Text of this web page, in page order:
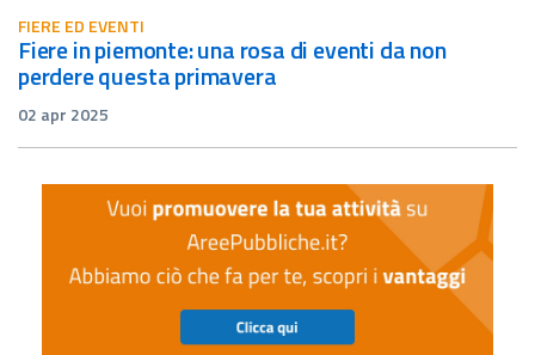
FIERE ED EVENTI
fiere in piemonte: una rosa di eventi da non
perdere questa primavera
02 apr 2025